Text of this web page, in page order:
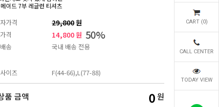
CART (0)
CALL CENTER
TODAY VIEW
이드 7부 레글런 티셔츠
가격 29,800원
격 14,800 원 50%
송 국내 배송 전용
이즈 F(44-66),L(77-88)
품 금액 0 원